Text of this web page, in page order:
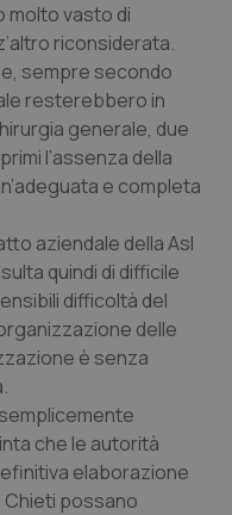
Ulcerosa
neurodegenerative
molto vasto di
riconsiderata.
sempre secondo
resterebbero in
generale, due
l’assenza della
e completa
aziendale della Asl
quindi di difficile
difficoltà del
delle
è senza
che le autorità
elaborazione
Chieti possano